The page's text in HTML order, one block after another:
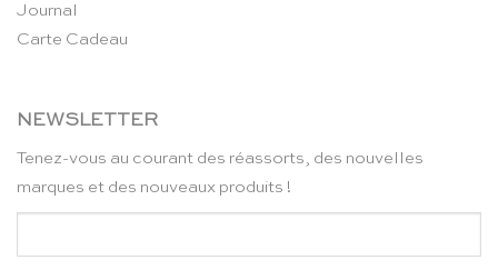
Journal
Carte Cadeau
NEWSLETTER
Tenez-vous au courant des réassorts, des nouvelles
marques et des nouveaux produits !